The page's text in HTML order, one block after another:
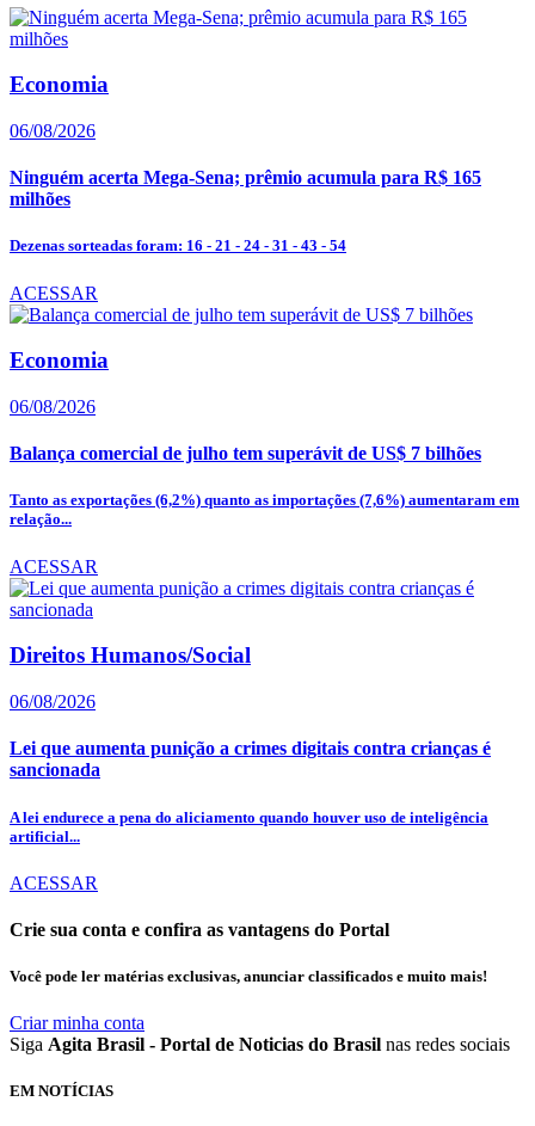
Economia
06/08/2026
Ninguém acerta Mega-Sena; prêmio acumula para R$ 165
milhões
Dezenas sorteadas foram: 16 - 21 - 24 - 31 - 43 - 54
ACESSAR
Economia
06/08/2026
Balança comercial de julho tem superávit de US$ 7 bilhões
Tanto as exportações (6,2%) quanto as importações (7,6%) aumentaram em
relação...
ACESSAR
Direitos Humanos/Social
06/08/2026
Lei que aumenta punição a crimes digitais contra crianças é
sancionada
A lei endurece a pena do aliciamento quando houver uso de inteligência
artificial...
ACESSAR
Crie sua conta e confira as vantagens do Portal
Você pode ler matérias exclusivas, anunciar classificados e muito mais!
Criar minha conta
Siga Agita Brasil - Portal de Noticias do Brasil nas redes sociais
EM NOTÍCIAS